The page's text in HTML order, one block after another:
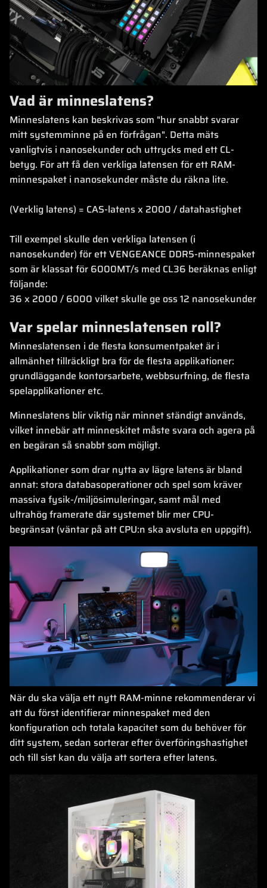
Vad är minneslatens?
Minneslatens kan beskrivas som "hur snabbt svarar
mitt systemminne på en förfrågan". Detta mäts
vanligtvis i nanosekunder och uttrycks med ett CL-
betyg. För att få den verkliga latensen för ett RAM-
minnespaket i nanosekunder måste du räkna lite.
(Verklig latens) = CAS-latens x 2000 / datahastighet
Till exempel skulle den verkliga latensen (i
nanosekunder) för ett VENGEANCE DDR5-minnespaket
som är klassat för 6000MT/s med CL36 beräknas enligt
följande:
36 x 2000 / 6000 vilket skulle ge oss 12 nanosekunder
Var spelar minneslatensen roll?
Minneslatensen i de flesta konsumentpaket är i
allmänhet tillräckligt bra för de flesta applikationer:
grundläggande kontorsarbete, webbsurfning, de flesta
spelapplikationer etc.
Minneslatens blir viktig när minnet ständigt används,
vilket innebär att minneskitet måste svara och agera på
en begäran så snabbt som möjligt.
Applikationer som drar nytta av lägre latens är bland
annat: stora databasoperationer och spel som kräver
massiva fysik-/miljösimuleringar, samt mål med
ultrahög framerate där systemet blir mer CPU-
begränsat (väntar på att CPU:n ska avsluta en uppgift).
När du ska välja ett nytt RAM-minne rekommenderar vi
att du först identifierar minnespaket med den
konfiguration och totala kapacitet som du behöver för
ditt system, sedan sorterar efter överföringshastighet
och till sist kan du välja att sortera efter latens.